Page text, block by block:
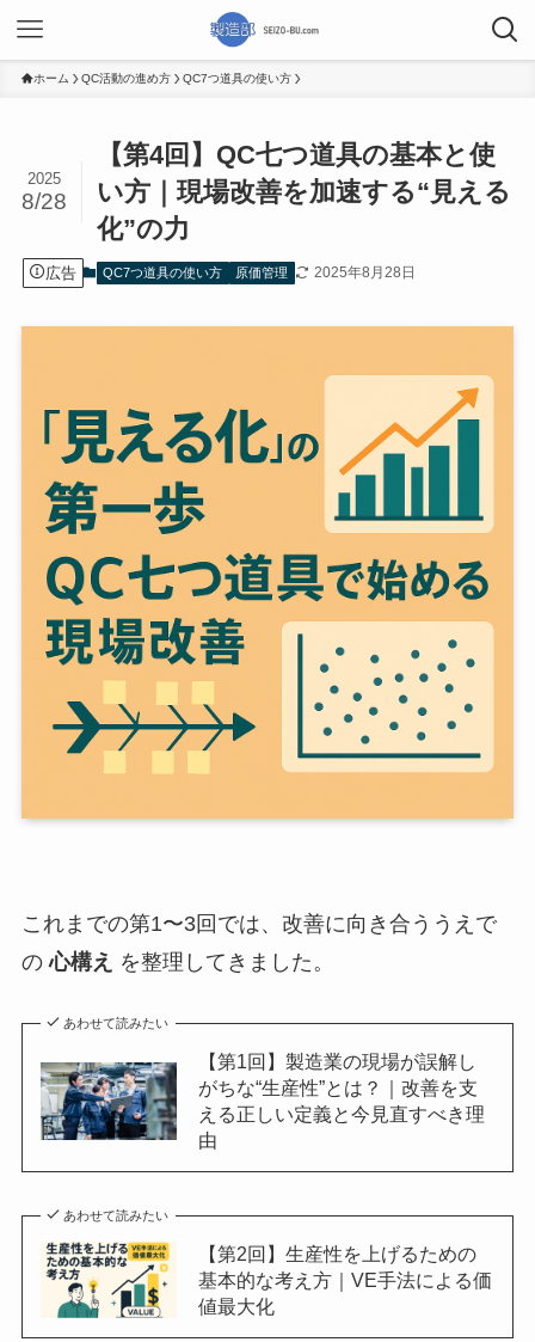
ホーム QC活動の進め方 QC7つ道具の使い方
【第4回】QC七つ道具の基本と使
い方｜現場改善を加速する“見える
化”の力
2025
8/28
広告 QC7つ道具の使い方 原価管理 2025年8月28日
これまでの第1〜3回では、改善に向き合ううえで
の心構え を整理してきました。
あわせて読みたい
【第1回】製造業の現場が誤解し
がちな“生産性”とは？｜改善を支
える正しい定義と今見直すべき理
由
あわせて読みたい
【第2回】生産性を上げるための
基本的な考え方｜VE手法による価
値最大化